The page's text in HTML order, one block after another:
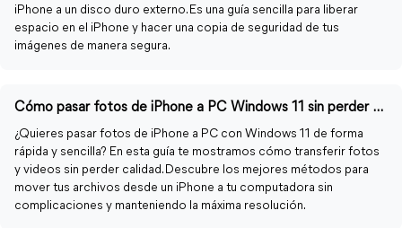
iPhone a un disco duro externo. Es una guía sencilla para liberar
espacio en el iPhone y hacer una copia de seguridad de tus
imágenes de manera segura.
Cómo pasar fotos de iPhone a PC Windows 11 sin perder calidad
¿Quieres pasar fotos de iPhone a PC con Windows 11 de forma
rápida y sencilla? En esta guía te mostramos cómo transferir fotos
y videos sin perder calidad. Descubre los mejores métodos para
mover tus archivos desde un iPhone a tu computadora sin
complicaciones y manteniendo la máxima resolución.